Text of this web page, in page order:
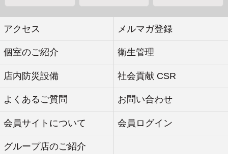
アクセス メルマガ登録
個室のご紹介 衛生管理
店内防災設備 社会貢献 CSR
よくあるご質問 お問い合わせ
会員サイトについて 会員ログイン
グループ店のご紹介
2輪車とは?
１人のお客様に２人のキャストが同時に接客する事です。
90分・120分・150分の全コースでご利用可能、料金は通常
料金の2名分となります。
キャストの組み合わせに関しましては、店舗へ直接お問い
合わせください。